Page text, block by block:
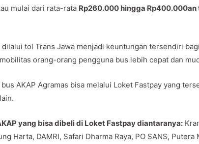
mulai dari rata-rata Rp260.000 hingga
tol Trans Jawa menjadi keuntungan tersendiri
orang-orang pengguna bus lebih cepat dan
AKAP Agramas bisa melalui Loket Fastpay yang
yang bisa dibeli di Loket Fastpay diantaranya:
Harta, DAMRI, Safari Dharma Raya, PO SANS, Putera